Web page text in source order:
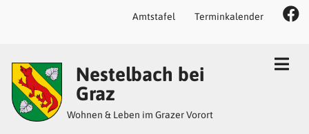
Accesskey
1)
Accesskey
2)
Accesskey
3)
Amtstafel Terminkalender
Nestelbach bei
Graz
Wohnen & Leben im Grazer Vorort